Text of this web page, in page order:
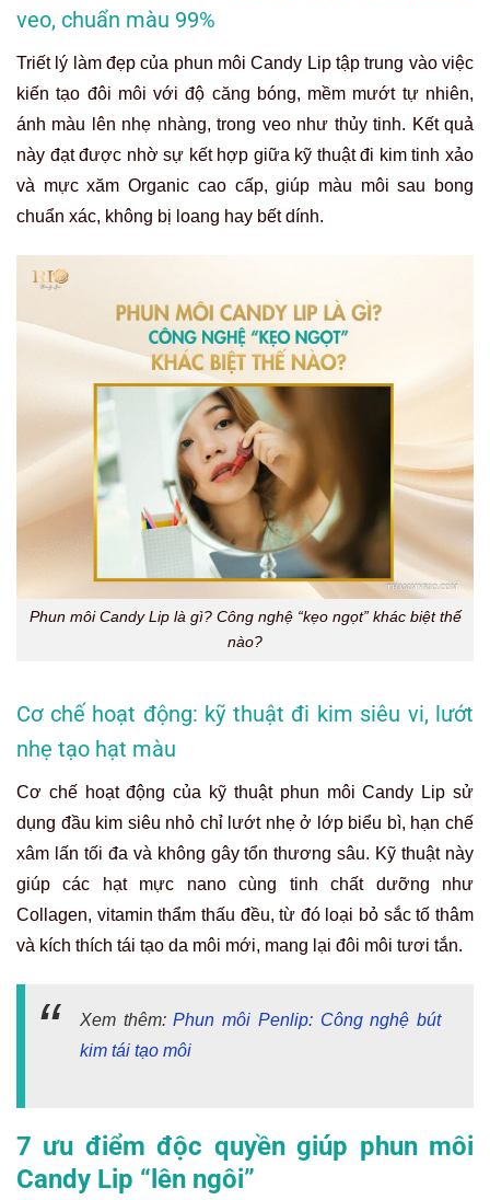
veo, chuẩn màu 99%
Triết lý làm đẹp của phun môi Candy Lip tập trung vào việc
kiến tạo đôi môi với độ căng bóng, mềm mướt tự nhiên,
ánh màu lên nhẹ nhàng, trong veo như thủy tinh. Kết quả
này đạt được nhờ sự kết hợp giữa kỹ thuật đi kim tinh xảo
và mực xăm Organic cao cấp, giúp màu môi sau bong
chuẩn xác, không bị loang hay bết dính.
Phun môi Candy Lip là gì? Công nghệ “kẹo ngọt” khác biệt thế
nào?
Cơ chế hoạt động: kỹ thuật đi kim siêu vi, lướt
nhẹ tạo hạt màu
Cơ chế hoạt động của kỹ thuật phun môi Candy Lip sử
dụng đầu kim siêu nhỏ chỉ lướt nhẹ ở lớp biểu bì, hạn chế
xâm lấn tối đa và không gây tổn thương sâu. Kỹ thuật này
giúp các hạt mực nano cùng tinh chất dưỡng như
Collagen, vitamin thẩm thấu đều, từ đó loại bỏ sắc tố thâm
và kích thích tái tạo da môi mới, mang lại đôi môi tươi tắn.
Xem thêm:Phun môi Penlip: Công nghệ bút
kim tái tạo môi
7 ưu điểm độc quyền giúp phun môi
Candy Lip “lên ngôi”